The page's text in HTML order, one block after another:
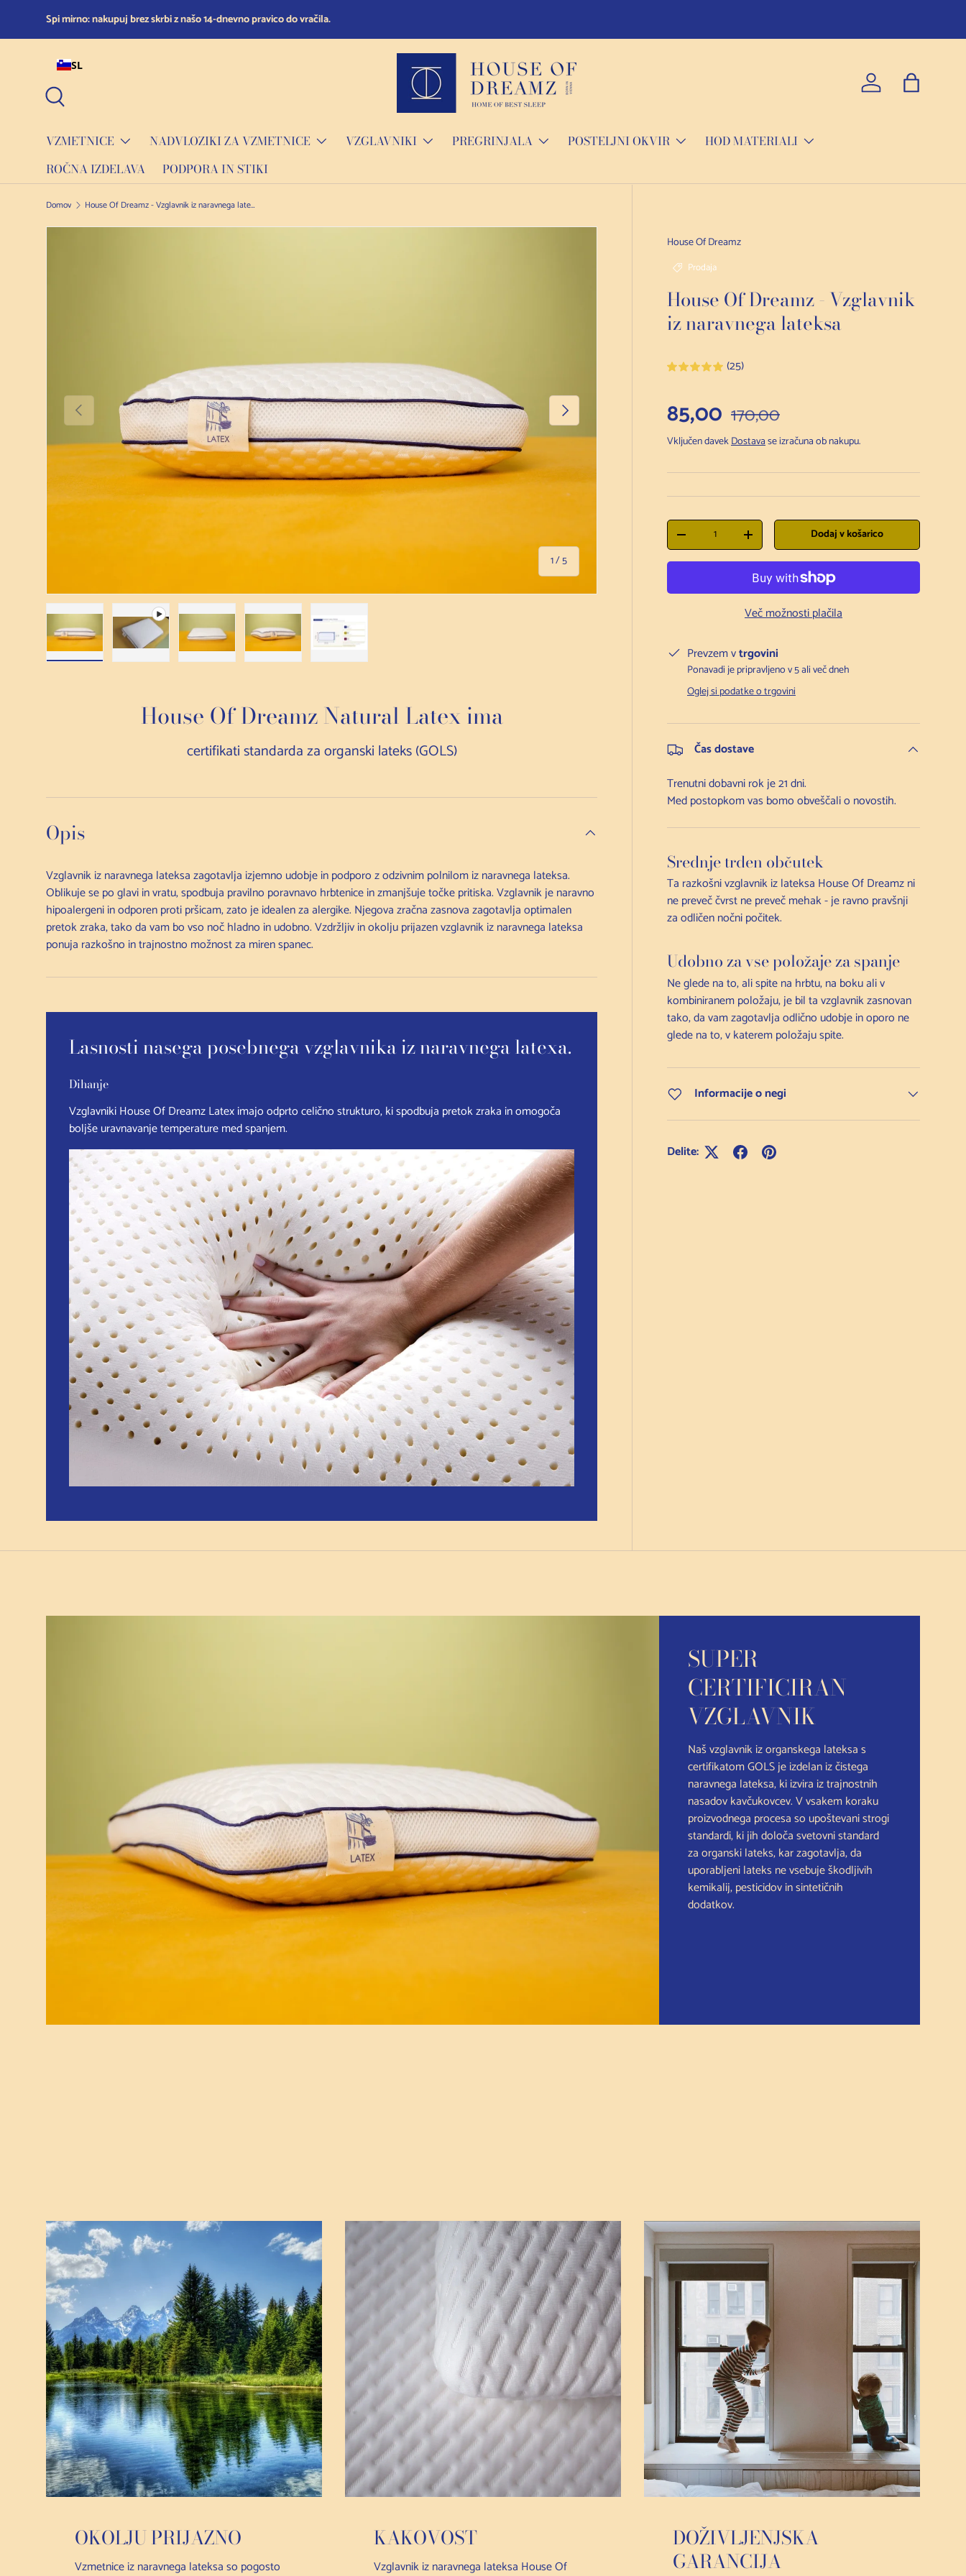
Preskoči na vsebino
Spi mirno: nakupuj brez skrbi z našo 14-dnevno pravico do vračila.
SL
Prijavite seTorba
VZMETNICE NADVLOZIKI ZA VZMETNICE VZGLAVNIKI PREGRINJALA POSTELJNI OKVIR
HOD MATERIALI
ROČNA IZDELAVA
PODPORA IN STIKI
Domov House Of Dreamz - Vzglavnik iz naravnega lateksa
Prejšnji
1/na
5
Naslednji
House Of Dreamz
Prodaja
House Of Dreamz - Vzglavnik
iz naravnega lateksa
(25)
Prodajna cena
85,00 Redna cena
170,00
Vključen davekDostavase izračuna ob nakupu.
Količina
Zmanjšanje količinePovečanje količineDodaj v košarico
Več možnosti plačila
Prevzem vtrgovini
Ponavadi je pripravljeno v 5 ali več dneh
Oglej si podatke o trgovini
Čas dostave
Trenutni dobavni rok je 21 dni.
Med postopkom vas bomo obveščali o novostih.
Srednje trden občutek
Ta razkošni vzglavnik iz lateksa House Of Dreamz ni
ne preveč čvrst ne preveč mehak - je ravno pravšnji
za odličen nočni počitek.
Udobno za vse položaje za spanje
Ne glede na to, ali spite na hrbtu, na boku ali v
kombiniranem položaju, je bil ta vzglavnik zasnovan
tako, da vam zagotavlja odlično udobje in oporo ne
glede na to, v katerem položaju spite.
Informacije o negi
Delite:
House Of Dreamz Natural Latex ima
certifikati standarda za organski lateks (GOLS)
Opis
Vzglavnik iz naravnega lateksa zagotavlja izjemno udobje in podporo z odzivnim polnilom iz naravnega lateksa.
Oblikuje se po glavi in vratu, spodbuja pravilno poravnavo hrbtenice in zmanjšuje točke pritiska. Vzglavnik je naravno
hipoalergeni in odporen proti pršicam, zato je idealen za alergike. Njegova zračna zasnova zagotavlja optimalen
pretok zraka, tako da vam bo vso noč hladno in udobno. Vzdržljiv in okolju prijazen vzglavnik iz naravnega lateksa
ponuja razkošno in trajnostno možnost za miren spanec.
Lasnosti nasega posebnega vzglavnika iz naravnega latexa.
Dihanje
Vzglavniki House Of Dreamz Latex imajo odprto celično strukturo, ki spodbuja pretok zraka in omogoča
boljše uravnavanje temperature med spanjem.
SUPER
CERTIFICIRAN
VZGLAVNIK
Naš vzglavnik iz organskega lateksa s
certifikatom GOLS je izdelan iz čistega
naravnega lateksa, ki izvira iz trajnostnih
nasadov kavčukovcev. V vsakem koraku
proizvodnega procesa so upoštevani strogi
standardi, ki jih določa svetovni standard
za organski lateks, kar zagotavlja, da
uporabljeni lateks ne vsebuje škodljivih
kemikalij, pesticidov in sintetičnih
dodatkov.
OKOLJU PRIJAZNO
Vzmetnice iz naravnega lateksa so pogosto
KAKOVOST
Vzglavnik iz naravnega lateksa House Of
DOŽIVLJENJSKA
GARANCIJA